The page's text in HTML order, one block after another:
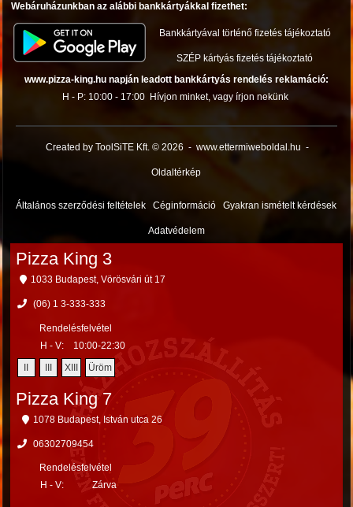
Webáruházunkban az alábbi bankkártyákkal fizethet:
Bankkártyával történő fizetés tájékoztató
SZÉP kártyás fizetés tájékoztató
www.pizza-king.hu napján leadott bankkártyás rendelés reklamáció:
H - P: 10:00 - 17:00 Hívjon minket, vagy írjon nekünk
Created by ToolSiTE Kft. © 2026 - www.ettermiweboldal.hu -
Oldaltérkép
Általános szerződési feltételek Céginformáció Gyakran ismételt kérdések
Adatvédelem
Pizza King 3
1033 Budapest, Vörösvári út 17
(06) 1 3-333-333
Rendelésfelvétel
H - V:
10:00-22:30
II III XIII Üröm
Pizza King 7
1078 Budapest, István utca 26
06302709454
Rendelésfelvétel
H - V:
Zárva